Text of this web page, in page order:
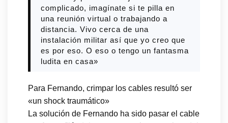
complicado, imagínate si te pilla en
una reunión virtual o trabajando a
distancia. Vivo cerca de una
instalación militar así que yo creo que
es por eso. O eso o tengo un fantasma
ludita en casa»
Para Fernando, crimpar los cables resultó ser
«un shock traumático»
La solución de Fernando ha sido pasar el cable